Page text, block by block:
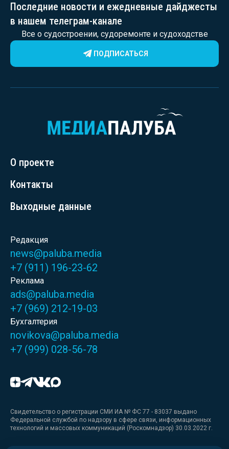
Последние новости и ежедневные дайджесты
в нашем телеграм-канале
Все о судостроении, судоремонте и судоходстве
ПОДПИСАТЬСЯ
О проекте
Контакты
Выходные данные
Редакция
news@paluba.media
+7 (911) 196-23-62
Реклама
ads@paluba.media
+7 (969) 212-19-03
Бухгалтерия
novikova@paluba.media
+7 (999) 028-56-78
Свидетельство о регистрации СМИ ИА № ФС 77 - 83037 выдано
Федеральной службой по надзору в сфере связи, информационных
технологий и массовых коммуникаций (Роскомнадзор) 30.03.2022 г.